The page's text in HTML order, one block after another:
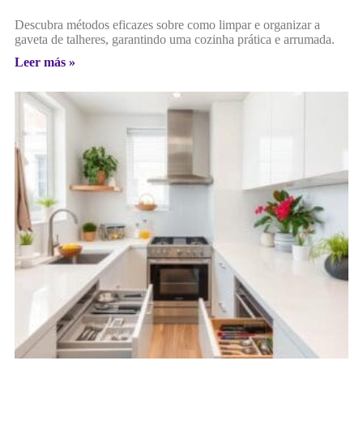
Descubra métodos eficazes sobre como limpar e organizar a
gaveta de talheres, garantindo uma cozinha prática e arrumada.
Leer más »